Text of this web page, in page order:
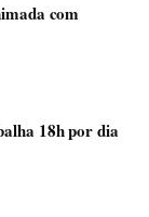
com
18h por dia